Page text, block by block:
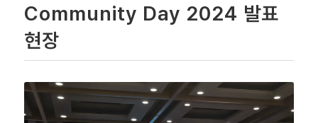
Community Day 2024 발표
현장